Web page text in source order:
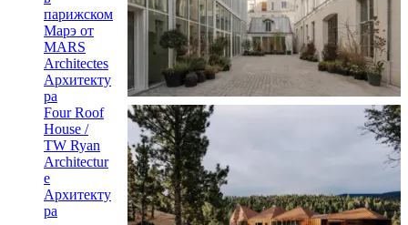
парижском
Марэ от
MARS
Architectes
Архитекту
ра
Four Roof
House /
TW Ryan
Architectur
e
Архитекту
ра